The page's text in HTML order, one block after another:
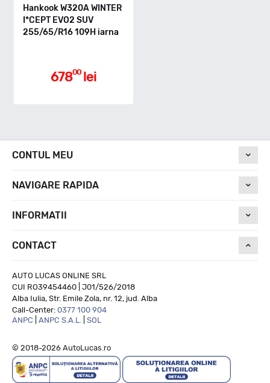
D
Run On Flat
NU
Hankook W320A WINTER
I*CEPT EVO2 SUV
255/65/R16 109H iarna
67800 lei
CONTUL MEU
NAVIGARE RAPIDA
INFORMATII
CONTACT
AUTO LUCAS ONLINE SRL
CUI RO39454460 | J01/526/2018
Alba Iulia, Str. Emile Zola, nr. 12, jud. Alba
Call-Center: 0377 100 904
ANPC
ANPC S.A.L. SOL
© 2018-2026 AutoLucas.ro